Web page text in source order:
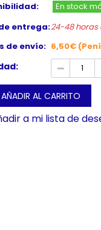
En stock
entrega:24-48 horas
de envío: 6,50€
AÑADIR AL CARRITO
a mi lista de